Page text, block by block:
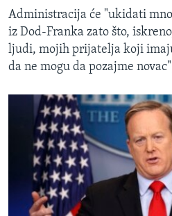
Administracija će "ukidati
iz Dod-Franka zato što,
ljudi, mojih prijatelja koji
da ne mogu da pozajme